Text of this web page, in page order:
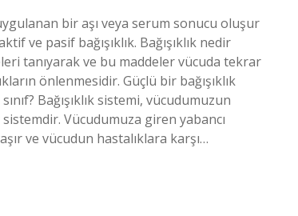
bir aşı veya serum sonucu oluşur
ve pasif bağışıklık. Bağışıklık nedir
tanıyarak ve bu maddeler vücuda tekrar
önlenmesidir. Güçlü bir bağışıklık
Bağışıklık sistemi, vücudumuzun
Vücudumuza giren yabancı
ve vücudun hastalıklara karşı…